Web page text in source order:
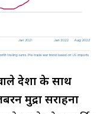
देशों के साथ
मुद्रा सराहना